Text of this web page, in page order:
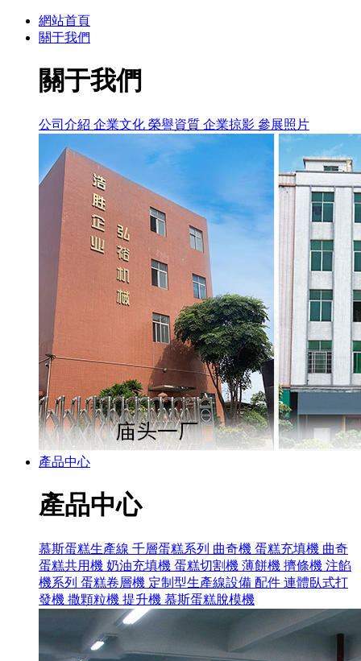
網站首頁
關于我們
關于我們
公司介紹 企業文化 榮譽資質 企業掠影 參展照片
產品中心
產品中心
慕斯蛋糕生產線 千層蛋糕系列 曲奇機 蛋糕充填機 曲奇
蛋糕共用機 奶油充填機 蛋糕切割機 薄餅機 擠條機 注餡
機系列 蛋糕卷層機 定制型生產線設備 配件 連體臥式打
發機 撒顆粒機 提升機 慕斯蛋糕脫模機